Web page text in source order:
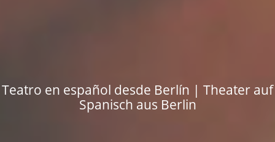
Teatro en español desde Berlín | Theater auf
Spanisch aus Berlin